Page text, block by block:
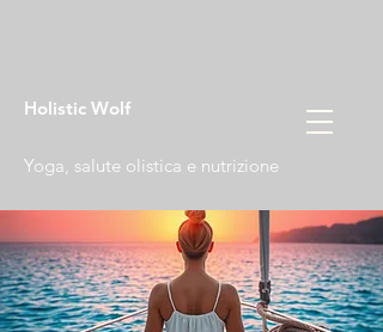
Holistic Wolf
Yoga, salute olistica e nutrizione